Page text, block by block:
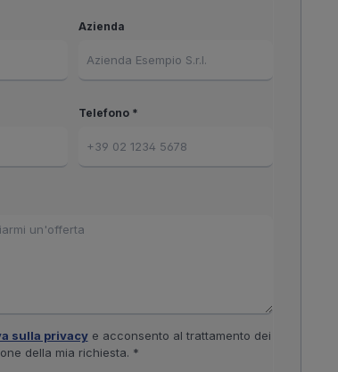
Azienda
Telefono *
sulla privacye acconsento al trattamento dei
della mia richiesta. *